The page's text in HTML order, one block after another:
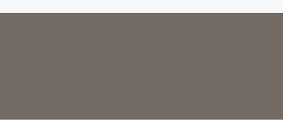
おける３つの方針と専